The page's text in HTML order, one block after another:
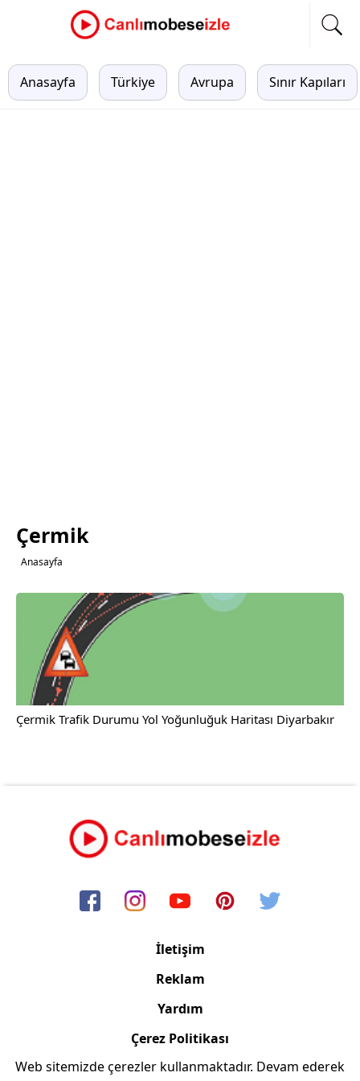
Anasayfa Türkiye Avrupa Sınır Kapıları
Çermik
Anasayfa
Çermik Trafik Durumu Yol Yoğunluğuk Haritası Diyarbakır
İletişim
Reklam
Yardım
Çerez Politikası
Web sitemizde çerezler kullanmaktadır. Devam ederek